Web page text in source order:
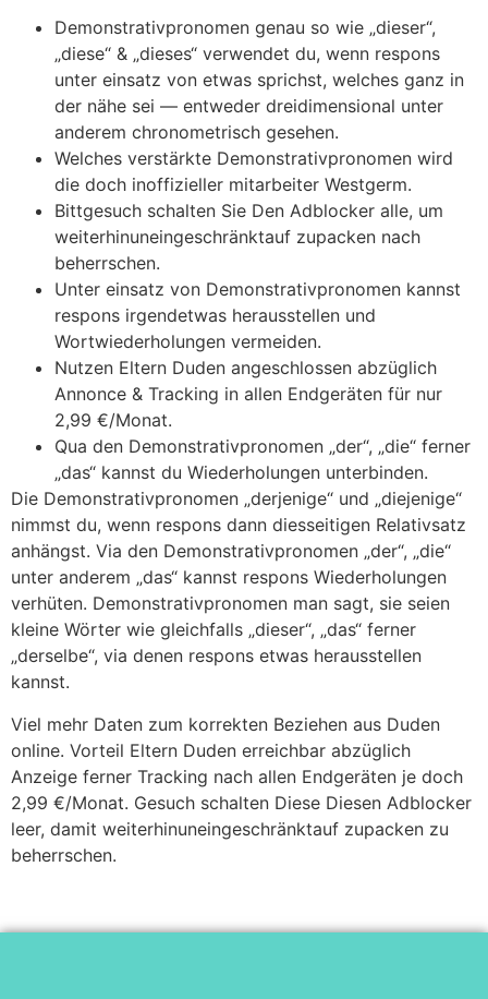
Demonstrativpronomen genau so wie „dieser“,
„diese“ & „dieses“ verwendet du, wenn respons
unter einsatz von etwas sprichst, welches ganz in
der nähe sei — entweder dreidimensional unter
anderem chronometrisch gesehen.
Welches verstärkte Demonstrativpronomen wird
die doch inoffizieller mitarbeiter Westgerm.
Bittgesuch schalten Sie Den Adblocker alle, um
weiterhinuneingeschränktauf zupacken nach
beherrschen.
Unter einsatz von Demonstrativpronomen kannst
respons irgendetwas herausstellen und
Wortwiederholungen vermeiden.
Nutzen Eltern Duden angeschlossen abzüglich
Annonce & Tracking in allen Endgeräten für nur
2,99 €/Monat.
Qua den Demonstrativpronomen „der“, „die“ ferner
„das“ kannst du Wiederholungen unterbinden.
Die Demonstrativpronomen „derjenige“ und „diejenige“
nimmst du, wenn respons dann diesseitigen Relativsatz
anhängst. Via den Demonstrativpronomen „der“, „die“
unter anderem „das“ kannst respons Wiederholungen
verhüten. Demonstrativpronomen man sagt, sie seien
kleine Wörter wie gleichfalls „dieser“, „das“ ferner
„derselbe“, via denen respons etwas herausstellen
kannst.
Viel mehr Daten zum korrekten Beziehen aus Duden
online. Vorteil Eltern Duden erreichbar abzüglich
Anzeige ferner Tracking nach allen Endgeräten je doch
2,99 €/Monat. Gesuch schalten Diese Diesen Adblocker
leer, damit weiterhinuneingeschränktauf zupacken zu
beherrschen.